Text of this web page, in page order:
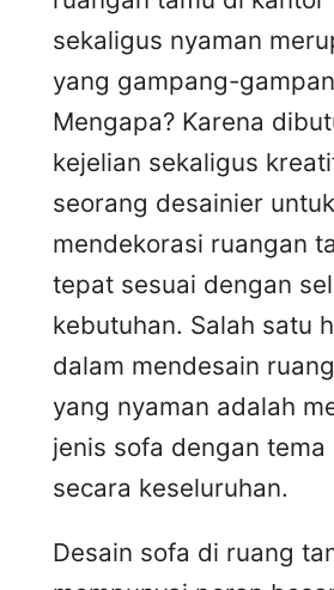
sekaligus nyaman
yang gampang-
Mengapa? Karena
kejelian sekaligus
seorang desainier untuk
mendekorasi ruangan
tepat sesuai dengan
kebutuhan. Salah satu
dalam mendesain
yang nyaman adalah
jenis sofa dengan tema
secara keseluruhan.
Desain sofa di ruang